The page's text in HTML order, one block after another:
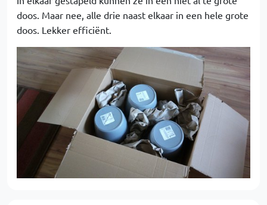
doos. Maar nee, alle drie naast elkaar in een hele grote
doos. Lekker efficiënt.